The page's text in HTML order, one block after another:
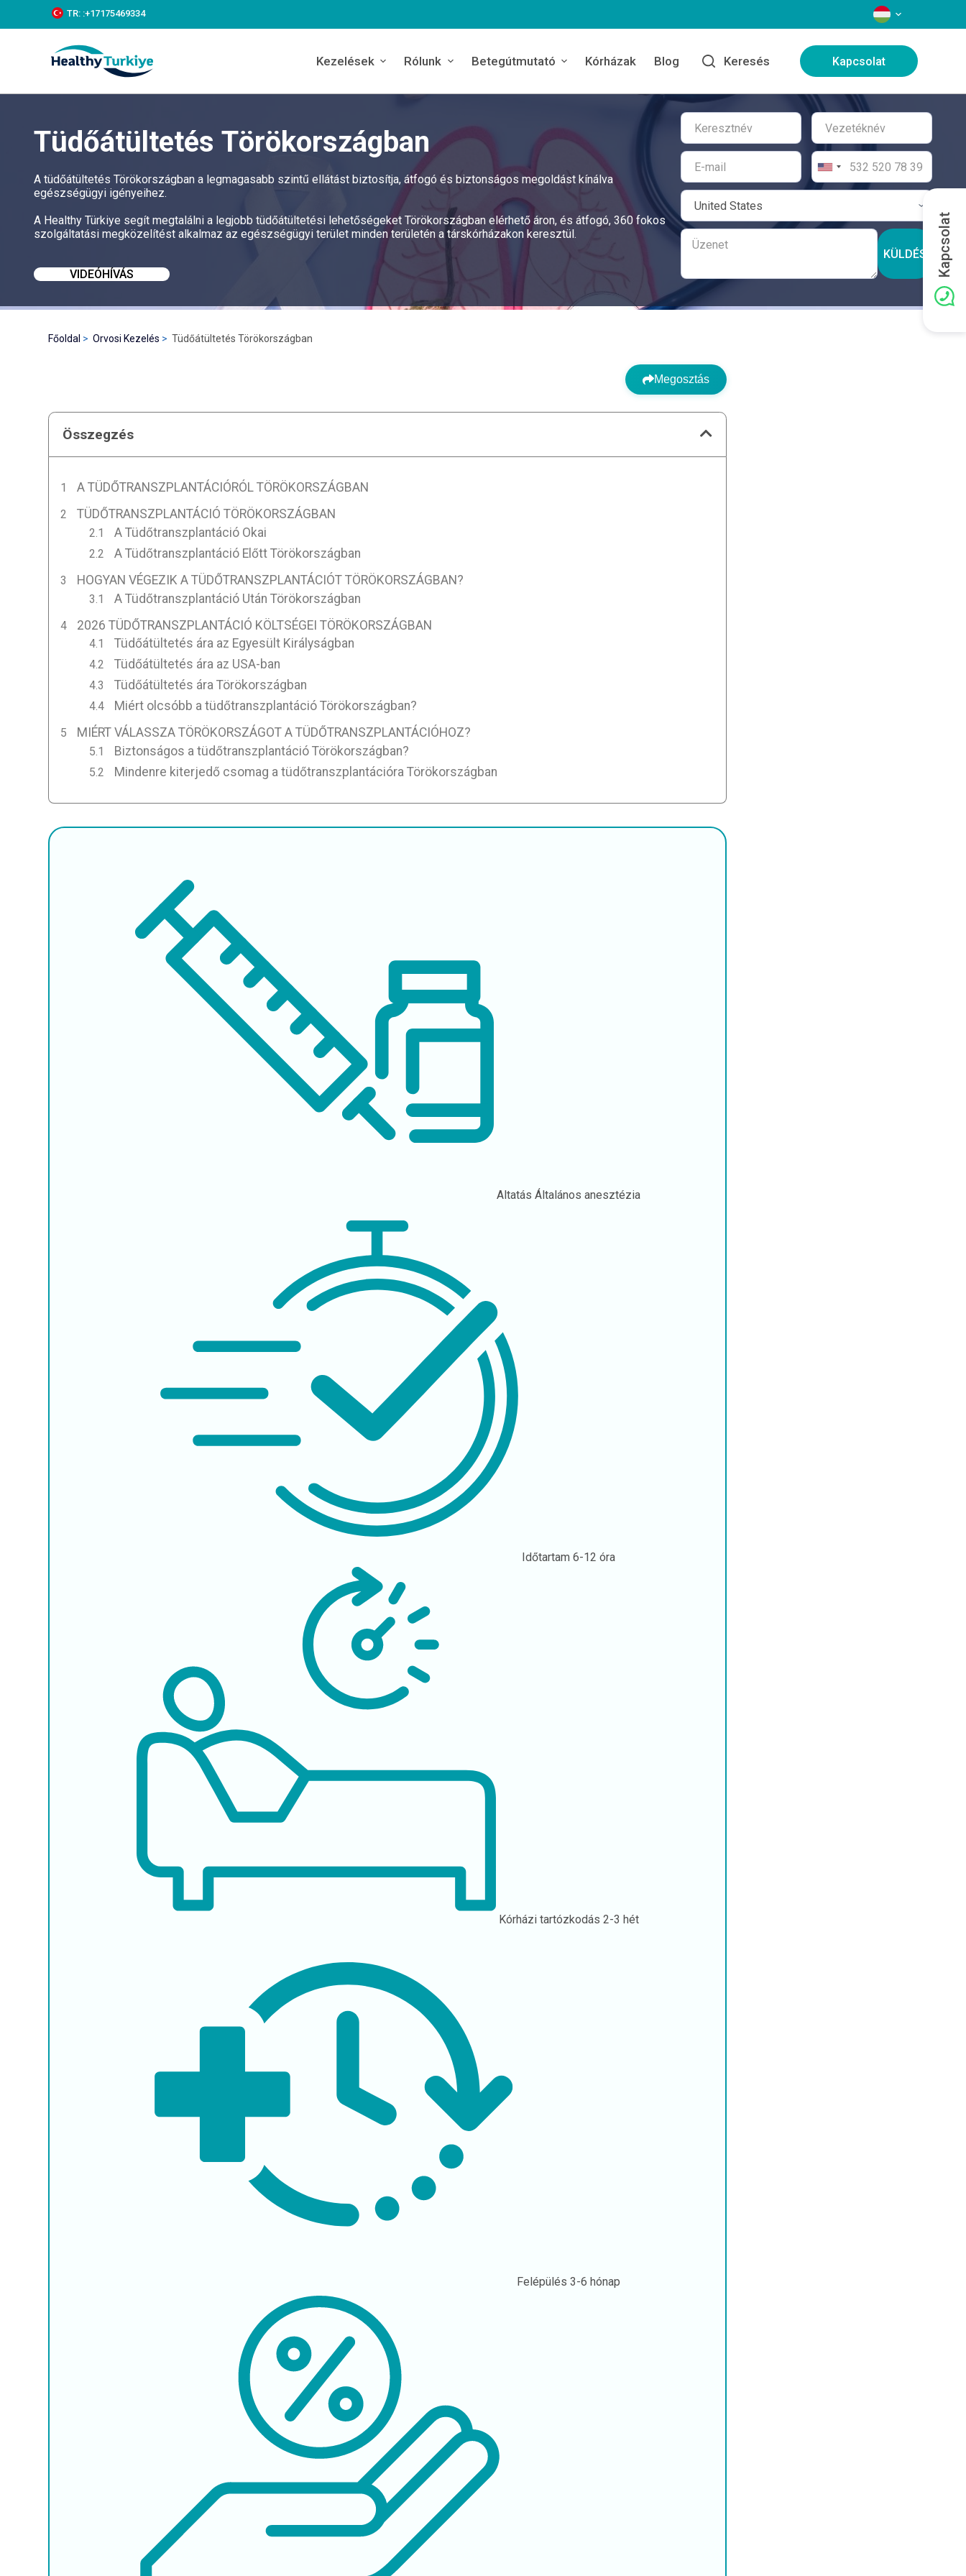
k
c
TR: :+‪17175469334‬ NYELVEK
Kezelések Rólunk Betegútmutató Kórházak Blog Keresés Kapcsolat
Tüdőátültetés Törökországban
A tüdőátültetés Törökországban a legmagasabb szintű ellátást biztosítja, átfogó és biztonságos megoldást kínálva
egészségügyi igényeihez.
A Healthy Türkiye segít megtalálni a legjobb tüdőátültetési lehetőségeket Törökországban elérhető áron, és átfogó, 360 fokos
szolgáltatási megközelítést alkalmaz az egészségügyi terület minden területén a társkórházakon keresztül.
VIDEÓHÍVÁS
KÜLDÉS
Főoldal Orvosi Kezelés Tüdőátültetés Törökországban
Megosztás
Összegzés
A TÜDŐTRANSZPLANTÁCIÓRÓL TÖRÖKORSZÁGBAN
TÜDŐTRANSZPLANTÁCIÓ TÖRÖKORSZÁGBAN
A Tüdőtranszplantáció Okai
A Tüdőtranszplantáció Előtt Törökországban
HOGYAN VÉGEZIK A TÜDŐTRANSZPLANTÁCIÓT TÖRÖKORSZÁGBAN?
A Tüdőtranszplantáció Után Törökországban
2026 TÜDŐTRANSZPLANTÁCIÓ KÖLTSÉGEI TÖRÖKORSZÁGBAN
Tüdőátültetés ára az Egyesült Királyságban
Tüdőátültetés ára az USA-ban
Tüdőátültetés ára Törökországban
Miért olcsóbb a tüdőtranszplantáció Törökországban?
MIÉRT VÁLASSZA TÖRÖKORSZÁGOT A TÜDŐTRANSZPLANTÁCIÓHOZ?
Biztonságos a tüdőtranszplantáció Törökországban?
Mindenre kiterjedő csomag a tüdőtranszplantációra Törökországban
AltatásÁltalános anesztézia
Időtartam6-12 óra
Kórházi tartózkodás 2-3 hét
Felépülés3-6 hónap
Kapcsolat